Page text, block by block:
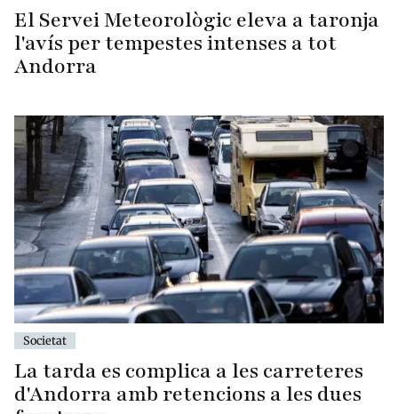
El Servei Meteorològic eleva a taronja
l'avís per tempestes intenses a tot
Andorra
Societat
La tarda es complica a les carreteres
d'Andorra amb retencions a les dues